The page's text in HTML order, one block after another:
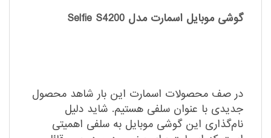
گوشی موبایل اسمارت مدل Selfie S4200
در صف محصولات اسمارت این بار شاهد محصول
جدیدی با عنوان سلفی هستیم. شاید دلیل
نام‌گذاری این گوشی موبایل به سلفی اهمیتی